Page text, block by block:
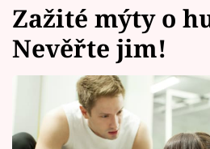
Témata
Celebrity
Vztahy
Zažité mýty o
Nevěřte jim!